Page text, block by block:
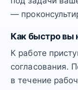
—
Как быстро вы
К работе
согласования.
в течение